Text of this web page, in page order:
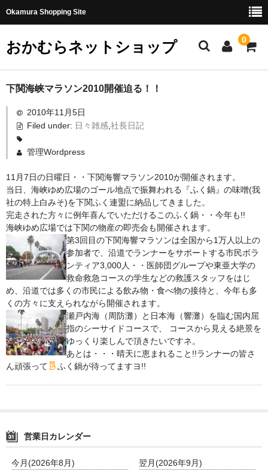
Okamura Shopping Site
おかむらネットショップ 0
商品
社長日記
味噌
天然とらふぐ
国産とらふぐ
料理セット
刺身セット
鍋セット
身欠き
その他ふぐセット
特定商取引法に基づく表示
下関海峡マラソン2010開催迫る！！
2010年11月5日
Filed under: 日々雑感, 社長日記
管理Wordpress
11月7日の日曜日・・下関海響マラソン2010が開催されます。
当日、海峡ゆめ広場のゴール地点で振舞われる『ふく鍋』の味噌(我
社の特上白みそ)を下関ふく連盟に納品してきました。
完走された方々に例年喜んでいただけるこのふく鍋・・今年も!!
海峡ゆめ広場では下関の物産の即売会も開催されます。
第3回目の下関海響マラソンは全国から1万人以上の
参加者で、沿道でランナーをサポートする市民ボラ
ンティア3,000人・・医師団グループや東亜大学の
救命救急コースの学生などの救護スタッフをはじ
め、沿道では多くの市民による飲み物・食べ物の接待と、今年も多
くの方々に支えられながら開催されます。
瀬戸内海（周防灘）と日本海（響灘）を臨む国内屈
指のシーサイドコースで、 コースから見える絶景を
ゆっくり楽しんで頂きたいですネ。
あとは・・・晴天に恵まれること!!ランナーの皆さ
ん頑張って
ふく鍋が待ってますヨ!!
営業日カレンダー
今月(2026年8月)
翌月(2026年9月)